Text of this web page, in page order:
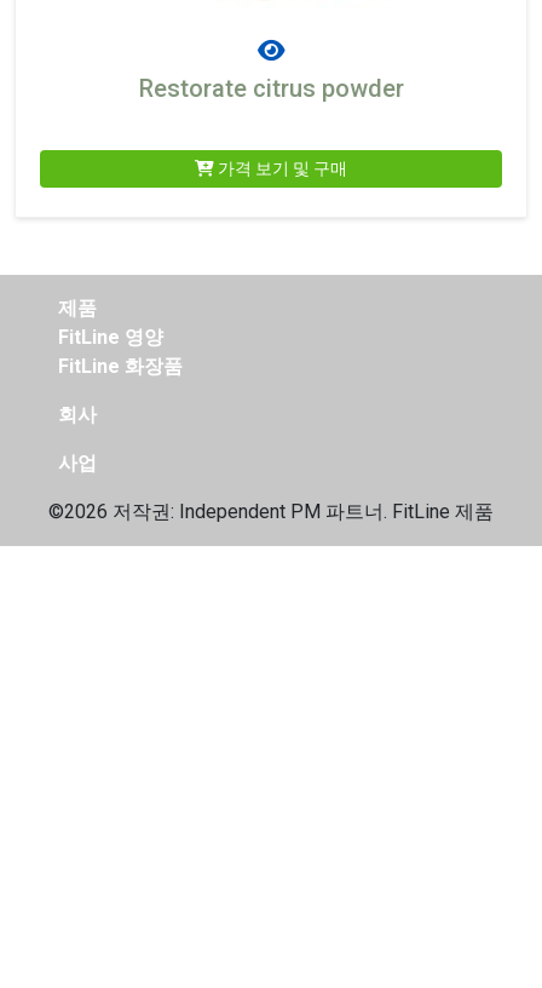
Restorate citrus powder
가격 보기 및 구매
제품
FitLine 영양
FitLine 화장품
회사
사업
©2026 저작권: Independent PM 파트너. FitLine 제품